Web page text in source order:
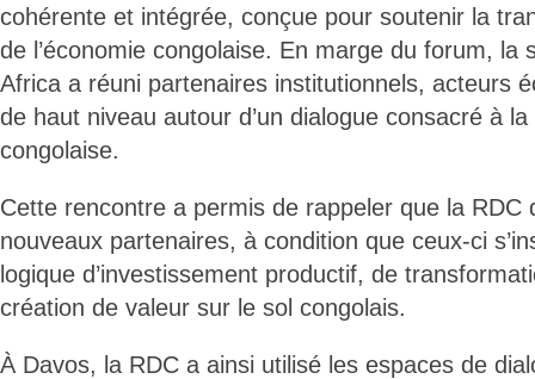
cohérente et intégrée, conçue pour soutenir la
de l’économie congolaise. En marge du forum, la
Africa a réuni partenaires institutionnels, acteurs
de haut niveau autour d’un dialogue consacré à
congolaise.
Cette rencontre a permis de rappeler que la RDC
nouveaux partenaires, à condition que ceux-ci
logique d’investissement productif, de
création de valeur sur le sol congolais.
À Davos, la RDC a ainsi utilisé les espaces de